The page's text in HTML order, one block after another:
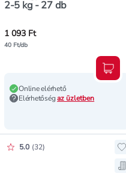
2-5 kg - 27 db
1 093 Ft
40 Ft/db
Online elérhető
Elérhetőségaz üzletben
Értékelés pontszáma:
5.0 (32)